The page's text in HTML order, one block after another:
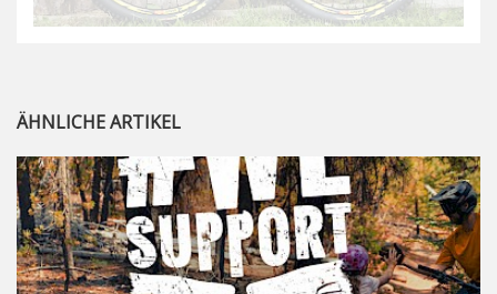
ÄHNLICHE ARTIKEL